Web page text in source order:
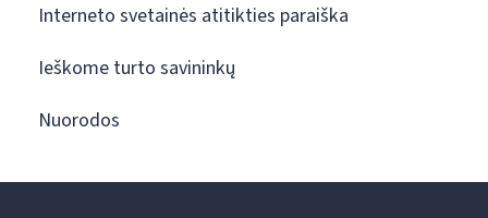
Interneto svetainės atitikties paraiška
Ieškome turto savininkų
Nuorodos